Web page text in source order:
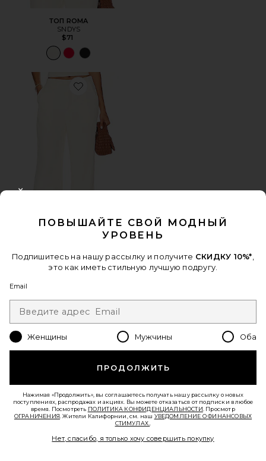
ТОП ROMA
SNDYS
$71
Favorite БРЮКИ ROMA
Favorite ОЖЕРЕЛЬЕ STARFISH PENDANT HERRINGBONE
ПОВЫШАЙТЕ СВОЙ МОДНЫЙ
УРОВЕНЬ
Подпишитесь на нашу рассылку и получите СКИДКУ 10%*
это как иметь стильную лучшую подругу.
Email
Женщины Мужчины Оба
ПРОДОЛЖИТЬ
Нажимая «Продолжить», вы соглашаетесь получать нашу рассылку о новых
поступлениях, распродажах и акциях. Вы можете отказаться от подписки в любое
время. Посмотреть ПОЛИТИКА КОНФИДЕНЦИАЛЬНОСТИ . Просмотр
ОГРАНИЧЕНИЯ . Жители Калифорнии, см. наш УВЕДОМЛЕНИЕ О ФИНАНСОВЫХ
СТИМУЛАХ.
Нет, спасибо, я только хочу совершить покупку